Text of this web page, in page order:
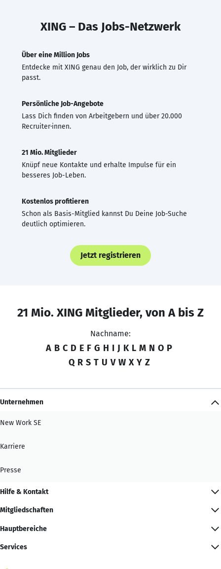
XING – Das Jobs-Netzwerk
Über eine Million Jobs
Entdecke mit XING genau den Job, der wirklich zu Dir
passt.
Persönliche Job-Angebote
Lass Dich finden von Arbeitgebern und über 20.000
Recruiter·innen.
21 Mio. Mitglieder
Knüpf neue Kontakte und erhalte Impulse für ein
besseres Job-Leben.
Kostenlos profitieren
Schon als Basis-Mitglied kannst Du Deine Job-Suche
deutlich optimieren.
Jetzt registrieren
21 Mio. XING Mitglieder, von A bis Z
Nachname:
A B C D E F G H I J K L M N O P
Q R S T U V W X Y Z
Unternehmen
New Work SE
Karriere
Presse
Hilfe & Kontakt
Mitgliedschaften
Hauptbereiche
Services